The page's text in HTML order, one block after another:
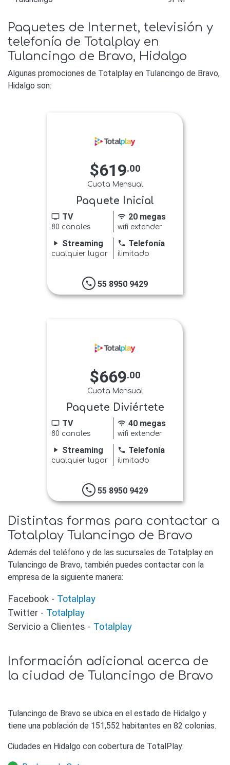
Paquetes de Internet, televisión y
telefonía de Totalplay en
Tulancingo de Bravo, Hidalgo
Algunas promociones de Totalplay en Tulancingo de Bravo,
Hidalgo son:
$619.00
Cuota Mensual
Paquete Inicial
tv TV
80 canales
wifi 20 megas
wifi extender
play_arrow Streaming
cualquier lugar
phone Telefonía
ilimitado
phone 55 8950 9429
$669.00
Cuota Mensual
Paquete Diviértete
tv TV
80 canales
wifi 40 megas
wifi extender
play_arrow Streaming
cualquier lugar
phone Telefonía
ilimitado
phone 55 8950 9429
Distintas formas para contactar a
Totalplay Tulancingo de Bravo
Además del teléfono y de las sucursales de Totalplay en
Tulancingo de Bravo, también puedes contactar con la
empresa de la siguiente manera:
Facebook - Totalplay
Twitter - Totalplay
Servicio a Clientes - Totalplay
Información adicional acerca de
la ciudad de Tulancingo de Bravo
Tulancingo de Bravo se ubica en el estado de Hidalgo y
tiene una población de 151,552 habitantes en 82 colonias.
Ciudades en Hidalgo con cobertura de TotalPlay: